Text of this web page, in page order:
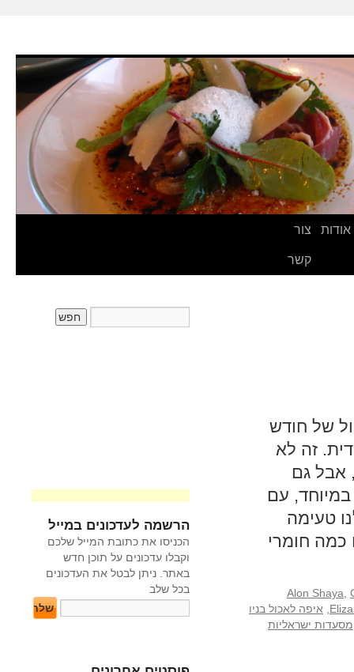
אודות צור
קשר
של חודש
זה לא
אבל גם
במיוחד, עם
טעימה
כמה חומרי
Alon Shaya
איפה לאכול בניו
מסעדות ישראליות
הרשמה לעדכונים במייל
הכניסו את כתובת המייל שלכם
וקבלו עדכונים על תוכן חדש
באתר. ניתן לבטל את העדכונים
בכל שלב